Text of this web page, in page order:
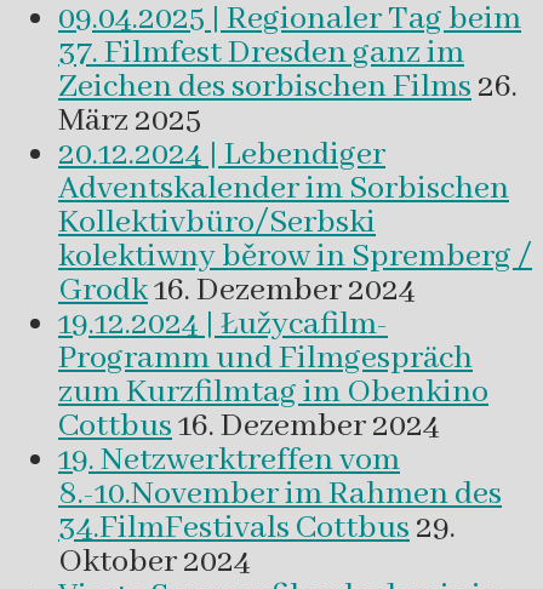
09.04.2025 | Regionaler Tag beim
37. Filmfest Dresden ganz im
Zeichen des sorbischen Films 26.
März 2025
20.12.2024 | Lebendiger
Adventskalender im Sorbischen
Kollektivbüro/Serbski
kolektiwny běrow in Spremberg /
Grodk16. Dezember 2024
19.12.2024 | Łužycafilm-
Programm und Filmgespräch
zum Kurzfilmtag im Obenkino
Cottbus16. Dezember 2024
19. Netzwerktreffen vom
8.-10.November im Rahmen des
34.FilmFestivals Cottbus 29.
Oktober 2024